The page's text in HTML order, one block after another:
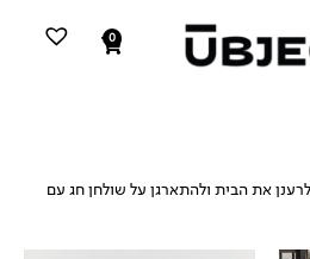
0
עגלת
קניות
את הבית ולהתארגן על שולחן חג עם